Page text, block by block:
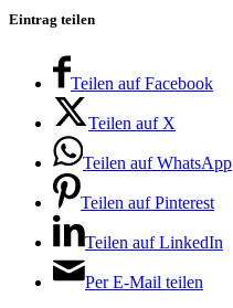
Eintrag teilen
Teilen auf Facebook
Teilen auf X
Teilen auf WhatsApp
Teilen auf Pinterest
Teilen auf LinkedIn
Per E-Mail teilen